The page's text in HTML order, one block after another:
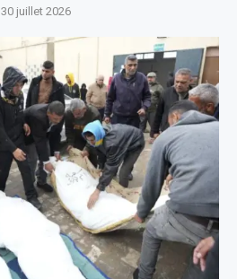
30 juillet 2026